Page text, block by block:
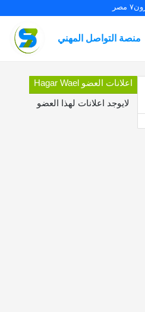
مصر
منصة التواصل المهني
اعلانات العضو Hagar Wael
لايوجد اعلانات لهذا العضو